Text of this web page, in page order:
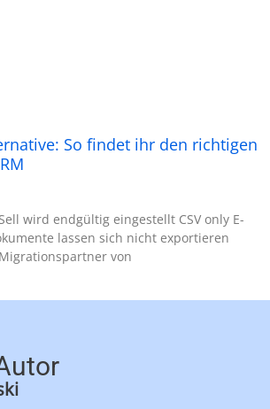
So findet ihr den richtigen
wird endgültig eingestellt CSV only E-
lassen sich nicht exportieren
von